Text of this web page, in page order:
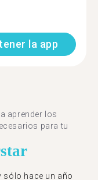
la app
aprender los
para tu
star
sólo hace un año